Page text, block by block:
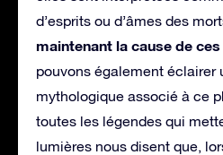
d’esprits ou d’âmes des
maintenant la cause de
pouvons également éclairer
mythologique associé à ce
toutes les légendes qui
lumières nous disent que,